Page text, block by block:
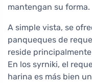
mantengan su forma.
A simple vista, se
panqueques de
reside
En los syrniki, el
harina es más bien